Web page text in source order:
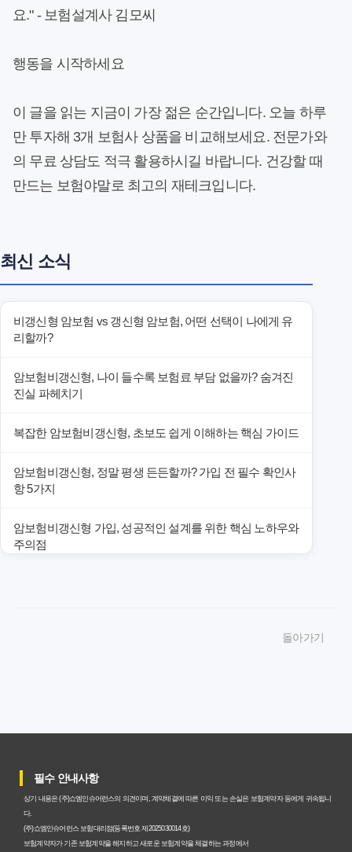
요." - 보험설계사 김모씨
행동을 시작하세요
이 글을 읽는 지금이 가장 젊은 순간입니다. 오늘 하루
만 투자해 3개 보험사 상품을 비교해보세요. 전문가와
의 무료 상담도 적극 활용하시길 바랍니다. 건강할 때
만드는 보험야말로 최고의 재테크입니다.
최신 소식
비갱신형 암보험 vs 갱신형 암보험, 어떤 선택이 나에게 유
리할까?
암보험비갱신형, 나이 들수록 보험료 부담 없을까? 숨겨진
진실 파헤치기
복잡한 암보험비갱신형, 초보도 쉽게 이해하는 핵심 가이드
암보험비갱신형, 정말 평생 든든할까? 가입 전 필수 확인사
항 5가지
암보험비갱신형 가입, 성공적인 설계를 위한 핵심 노하우와
주의점
갱신형 암보험과 비갱신형, 어떤 차이가 있을까? 내게 맞는
암보험비갱신형, 평생 고정 보험료의 숨겨진 가치와 현명한
선택 기준
암보험 비갱신형, 왜 지금 선택해야 할까요? 미래 보험료 걱
돌아가기
필수 안내사항
상기 내용은 (주)쇼엠인슈어런스의 의견이며, 계약체결에 따른 이익 또는 손실은 보험계약자 등에게 귀속됩니
다.
(주)쇼엠인슈어런스 보험대리점(등록번호 제2025030014호)
보험계약자가 기존 보험계약을 해지하고 새로운 보험계약을 체결하는 과정에서